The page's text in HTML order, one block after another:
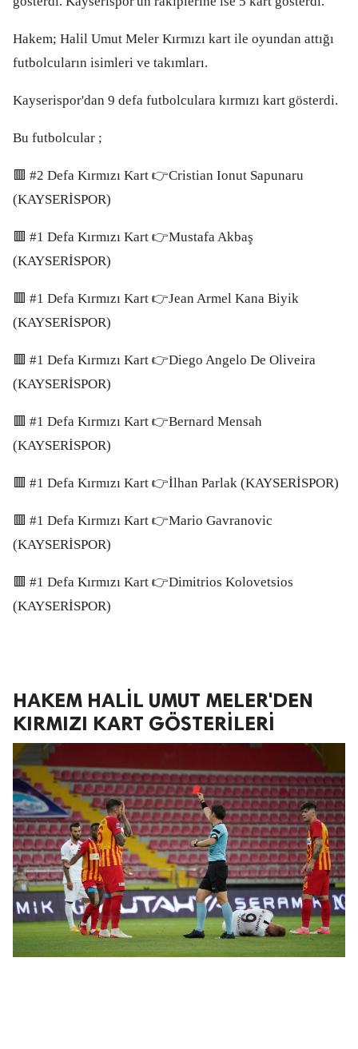
Hakem; Halil Umut Meler Kırmızı kart ile oyundan attığı
futbolcuların isimleri ve takımları.
Kayserispor'dan 9 defa futbolculara kırmızı kart gösterdi.
Bu futbolcular ;
🟥 #2 Defa Kırmızı Kart 👉Cristian Ionut Sapunaru
(KAYSERİSPOR)
🟥 #1 Defa Kırmızı Kart 👉Mustafa Akbaş
(KAYSERİSPOR)
🟥 #1 Defa Kırmızı Kart 👉Jean Armel Kana Biyik
(KAYSERİSPOR)
🟥 #1 Defa Kırmızı Kart 👉Diego Angelo De Oliveira
(KAYSERİSPOR)
🟥 #1 Defa Kırmızı Kart 👉Bernard Mensah
(KAYSERİSPOR)
🟥 #1 Defa Kırmızı Kart 👉İlhan Parlak (KAYSERİSPOR)
🟥 #1 Defa Kırmızı Kart 👉Mario Gavranovic
(KAYSERİSPOR)
🟥 #1 Defa Kırmızı Kart 👉Dimitrios Kolovetsios
(KAYSERİSPOR)
HAKEM HALİL UMUT MELER'DEN
KIRMIZI KART GÖSTERİLERİ